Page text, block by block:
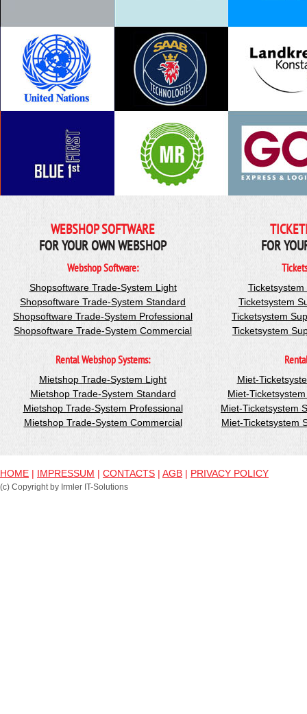
WEBSHOP SOFTWARE
FOR YOUR OWN WEBSHOP
Webshop Software:
Shopsoftware Trade-System Light
Shopsoftware Trade-System Standard
Shopsoftware Trade-System Professional
Shopsoftware Trade-System Commercial
Rental Webshop Systems:
Mietshop Trade-System Light
Mietshop Trade-System Standard
Mietshop Trade-System Professional
Mietshop Trade-System Commercial
FOR
Ticketsystem
Ticketsystem
Ticketsystem
Miet-
Miet-
Miet-Ticketsystem
Miet-Ticketsystem
HOME | IMPRESSUM | CONTACTS | AGB | PRIVACY POLICY
(c) Copyright by Irmler IT-Solutions